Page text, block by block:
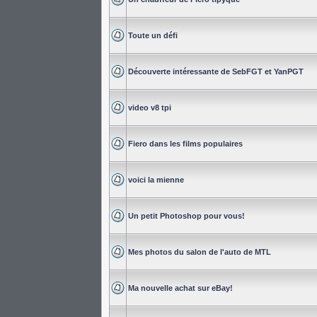
Toute un défi
Découverte intéressante de SebFGT et YanPGT
video v8 tpi
Fiero dans les films populaires
voici la mienne
Un petit Photoshop pour vous!
Mes photos du salon de l'auto de MTL
Ma nouvelle achat sur eBay!